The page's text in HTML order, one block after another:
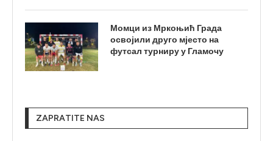
Момци из Мркоњић Града
освојили друго мјесто на
футсал турниру у Гламочу
ZAPRATITE NAS